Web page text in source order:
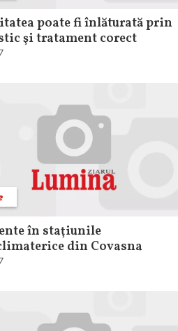
poate fi înlăturată prin
şi tratament corect
în staţiunile
din Covasna